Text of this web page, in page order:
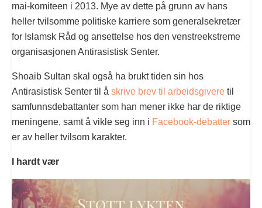
mai-komiteen i 2013. Mye av dette på grunn av hans
heller tvilsomme politiske karriere som generalsekretær
for Islamsk Råd og ansettelse hos den venstreekstreme
organisasjonen Antirasistisk Senter.
Shoaib Sultan skal også ha brukt tiden sin hos
Antirasistisk Senter til å skrive brev til arbeidsgivere til
samfunnsdebattanter som han mener ikke har de riktige
meningene, samt å vikle seg inn i Facebook-debatter som
er av heller tvilsom karakter.
I hardt vær